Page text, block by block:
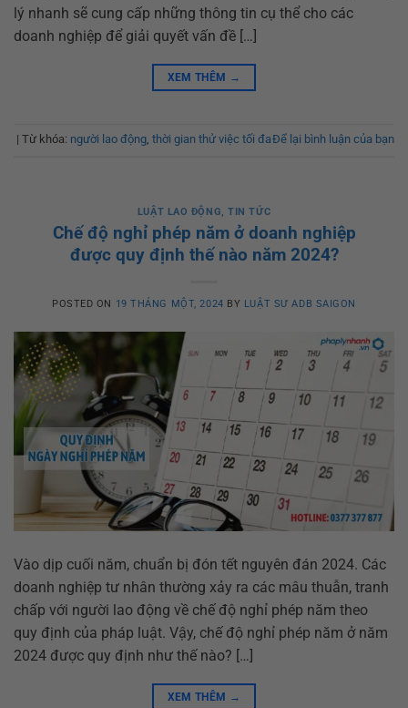
lý nhanh sẽ cung cấp những thông tin cụ thể cho các
doanh nghiệp để giải quyết vấn đề […]
XEM THÊM →
| Từ khóa: người lao động, thời gian thử việc tối đaĐể lại bình luận của bạn
LUẬT LAO ĐỘNG,TIN TỨC
Chế độ nghỉ phép năm ở doanh nghiệp
được quy định thế nào năm 2024?
POSTED ON 19 THÁNG MỘT, 2024 BY LUẬT SƯ ADB SAIGON
Vào dịp cuối năm, chuẩn bị đón tết nguyên đán 2024. Các
doanh nghiệp tư nhân thường xảy ra các mâu thuẫn, tranh
chấp với người lao động về chế độ nghỉ phép năm theo
quy định của pháp luật. Vậy, chế độ nghỉ phép năm ở năm
2024 được quy định như thế nào? […]
XEM THÊM →